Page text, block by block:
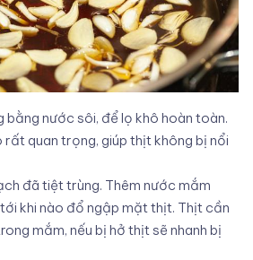
bằng nước sôi, để lọ khô hoàn toàn.
quan trọng, giúp thịt không bị nổi
đã tiệt trùng. Thêm nước mắm
khi nào đổ ngập mặt thịt. Thịt cần
mắm, nếu bị hở thịt sẽ nhanh bị